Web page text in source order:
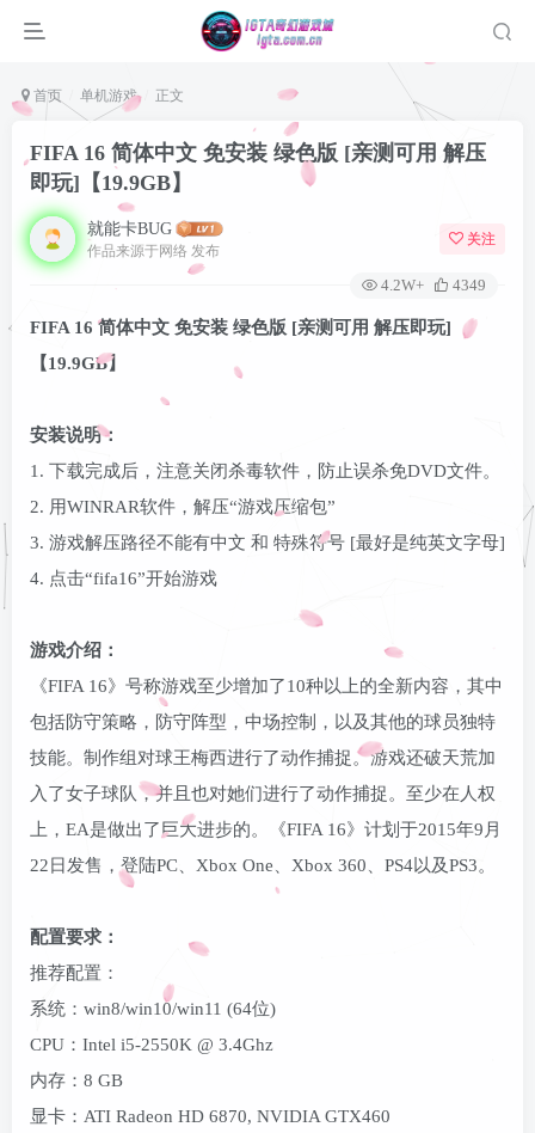
首页 单机游戏 正文
FIFA 16 简体中文 免安装 绿色版 [亲测可用 解压
即玩]【19.9GB】
就能卡BUG
作品来源于网络 发布
关注
4.2W+ 4349
FIFA 16 简体中文 免安装 绿色版 [亲测可用 解压即玩]
【19.9GB】
安装说明：
1. 下载完成后，注意关闭杀毒软件，防止误杀免DVD文件。
2. 用WINRAR软件，解压“游戏压缩包”
3. 游戏解压路径不能有中文 和 特殊符号 [最好是纯英文字母]
4. 点击“fifa16”开始游戏
游戏介绍：
《FIFA 16》号称游戏至少增加了10种以上的全新内容，其中
包括防守策略，防守阵型，中场控制，以及其他的球员独特
技能。制作组对球王梅西进行了动作捕捉。游戏还破天荒加
入了女子球队，并且也对她们进行了动作捕捉。至少在人权
上，EA是做出了巨大进步的。《FIFA 16》计划于2015年9月
22日发售，登陆PC、Xbox One、Xbox 360、PS4以及PS3。
配置要求：
推荐配置：
系统：win8/win10/win11 (64位)
CPU：Intel i5-2550K @ 3.4Ghz
内存：8 GB
显卡：ATI Radeon HD 6870, NVIDIA GTX460
登录
用户名或邮箱